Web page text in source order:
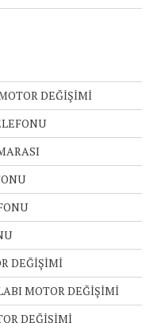
DEĞİŞİMİ
DEĞİŞİMİ
MOTOR DEĞİŞİMİ
DEĞİŞİMİ